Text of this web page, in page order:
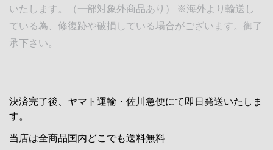
いたします。（一部対象外商品あり） ※海外より輸送し
ている為、修復跡や破損している場合がございます。御了
承下さい。
決済完了後、ヤマト運輸・佐川急便にて即日発送いたしま
す。
当店は全商品国内どこでも送料無料